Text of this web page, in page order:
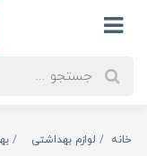
خانه لوازم بهداشتی